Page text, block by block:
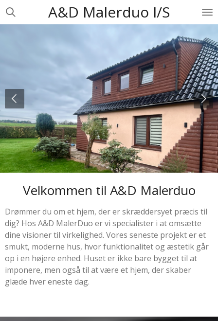
Skip
A&D Malerduo I/S
Velkommen til A&D Malerduo
Drømmer du om et hjem, der er skræddersyet præcis til
dig? Hos A&D MalerDuo er vi specialister i at omsætte
dine visioner til virkelighed. Vores seneste projekt er et
smukt, moderne hus, hvor funktionalitet og æstetik går
op i en højere enhed. Huset er ikke bare bygget til at
imponere, men også til at være et hjem, der skaber
glæde hver eneste dag.